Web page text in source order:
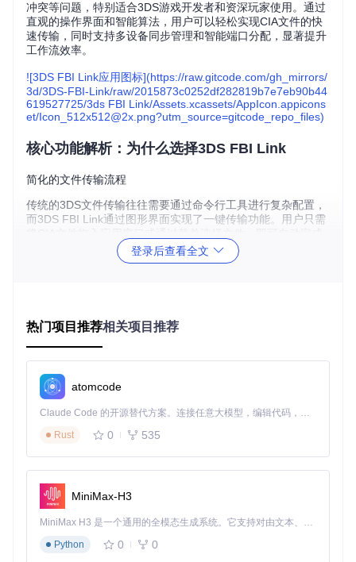
冲突等问题，特别适合3DS游戏开发者和资深玩家使用。通过
直观的操作界面和智能算法，用户可以轻松实现CIA文件的快
速传输，同时支持多设备同步管理和智能端口分配，显著提升
工作流效率。
![3DS FBI Link应用图标](https://raw.gitcode.com/gh_mirrors/
3d/3DS-FBI-Link/raw/2015873c0252df282819b7e7eb90b44
619527725/3ds FBI Link/Assets.xcassets/AppIcon.appicons
et/Icon_512x512@2x.png?utm_source=gitcode_repo_files)
核心功能解析：为什么选择3DS FBI Link
简化的文件传输流程
传统的3DS文件传输往往需要通过命令行工具进行复杂配置，
而3DS FBI Link通过图形界面实现了一键传输功能。用户只需
传输过程。这一功能基于VKMFileManager.swift模块实现，该
模块负责文件路径解析和传输队列管理，确保即使是没有技术
对于需要同时测试多台3DS设备的开发者来说，3DS FBI Link
机测试场景下的工作效率，减少了设备切换的时间成本。
智能端口分配机制
传统工具常因固定使用8080端口而导致冲突问题，3DS FBI Li
快速上手：3DS FBI Link安装与配置
环境准备
登录后查看全文
热门项目推荐相关项目推荐
atomcode
Claude Code 的开源替代方案。连接任意大模型，编辑代码，运行命令，自动验证 — 全自动执行。用 Rust 构建，极致性能。 ｜ An open-source alternative to Claude Code. Connect any LLM, edit code, run commands, and verify changes — autonomously. Built in Rust for speed. Get Started
Rust
0 535
MiniMax-H3
MiniMax H3 是一个通用的全模态生成系统。它支持对由文本、图像、视频和音频组成的多模态上下文进行统一理解，并能生成分辨率高达 2K、时长可达 15 秒的带原生立体声音频的视频。得益于面向任务泛化的系统设计，H3 在预训练阶段就已具备广泛的多模态上下文理解与生成能力，能够出色地执行复杂的多模态指令。
Python
0 0